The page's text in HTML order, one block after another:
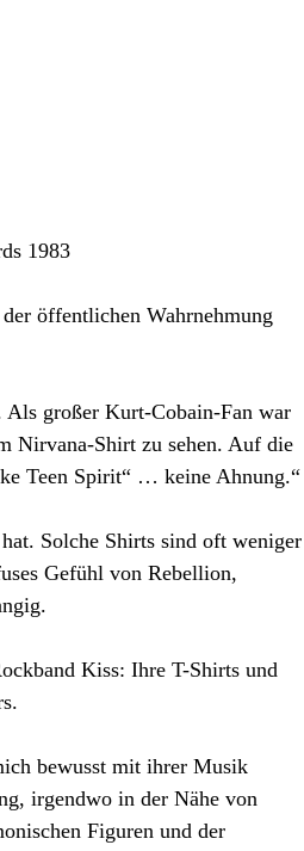
1983
öffentlichen Wahrnehmung
Als großer Kurt-Cobain-Fan war
Nirvana-Shirt zu sehen. Auf die
Teen Spirit“ … keine Ahnung.“
Solche Shirts sind oft weniger
Gefühl von Rebellion,
Kiss: Ihre T-Shirts und
bewusst mit ihrer Musik
irgendwo in der Nähe von
Figuren und der